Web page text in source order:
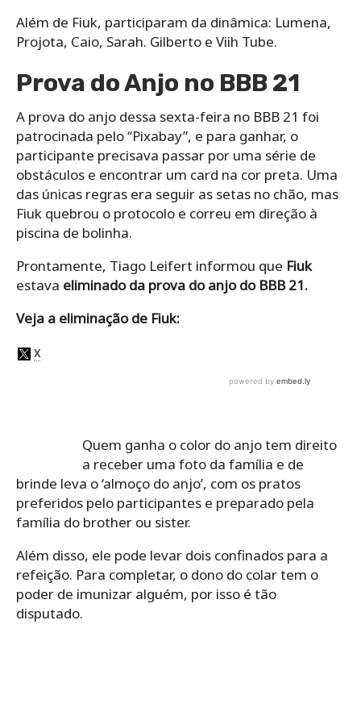
Além de Fiuk, participaram da dinâmica: Lumena,
Projota, Caio, Sarah. Gilberto e Viih Tube.
Prova do Anjo no BBB 21
A prova do anjo dessa sexta-feira no BBB 21 foi
patrocinada pelo “Pixabay”, e para ganhar, o
participante precisava passar por uma série de
obstáculos e encontrar um card na cor preta. Uma
das únicas regras era seguir as setas no chão, mas
Fiuk quebrou o protocolo e correu em direção à
piscina de bolinha.
Prontamente, Tiago Leifert informou que Fiuk
estava eliminado da prova do anjo do BBB 21.
Veja a eliminação de Fiuk:
Quem ganha o color do anjo tem direito
a receber uma foto da família e de
brinde leva o ‘almoço do anjo’, com os pratos
preferidos pelo participantes e preparado pela
família do brother ou sister.
Além disso, ele pode levar dois confinados para a
refeição. Para completar, o dono do colar tem o
poder de imunizar alguém, por isso é tão
disputado.